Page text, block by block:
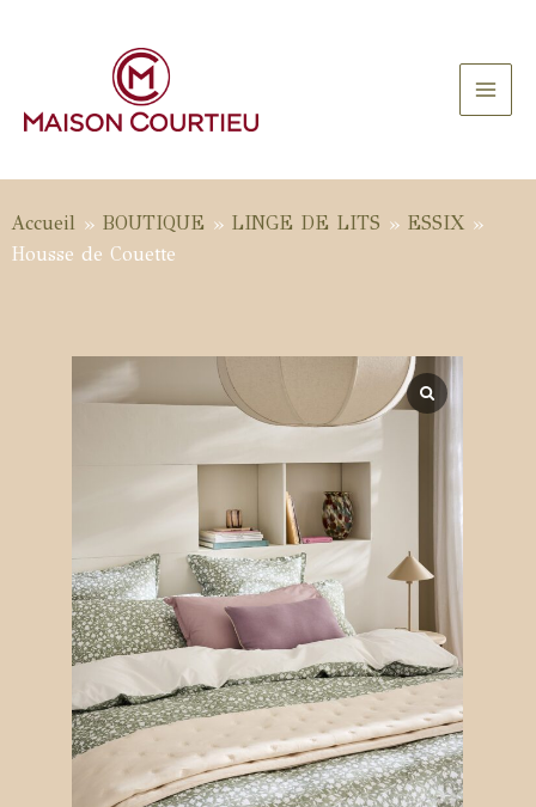
Main
Accueil» BOUTIQUE » LINGE DE LITS » ESSIX»
Housse de Couette